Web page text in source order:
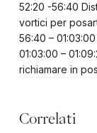
52:20 -56:40
vortici per
56:40 –
01:03:00 –
richiamare in
Correlati